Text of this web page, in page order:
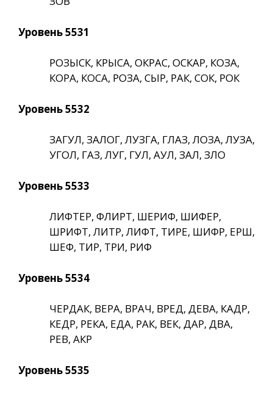
Уровень 5531
РОЗЫСК, КРЫСА, ОКРАС, ОСКАР, КОЗА,
КОРА, КОСА, РОЗА, СЫР, РАК, СОК, РОК
Уровень 5532
ЗАГУЛ, ЗАЛОГ, ЛУЗГА, ГЛАЗ, ЛОЗА, ЛУЗА,
УГОЛ, ГАЗ, ЛУГ, ГУЛ, АУЛ, ЗАЛ, ЗЛО
Уровень 5533
ЛИФТЕР, ФЛИРТ, ШЕРИФ, ШИФЕР,
ШРИФТ, ЛИТР, ЛИФТ, ТИРЕ, ШИФР, ЕРШ,
ШЕФ, ТИР, ТРИ, РИФ
Уровень 5534
ЧЕРДАК, ВЕРА, ВРАЧ, ВРЕД, ДЕВА, КАДР,
КЕДР, РЕКА, ЕДА, РАК, ВЕК, ДАР, ДВА,
РЕВ, АКР
Уровень 5535